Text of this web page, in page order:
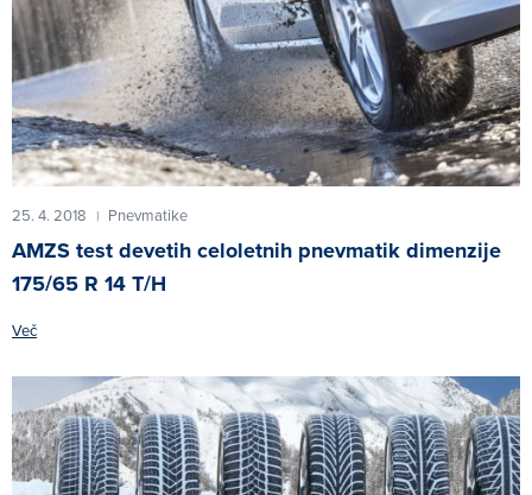
25. 4. 2018 | Pnevmatike
AMZS test devetih celoletnih pnevmatik dimenzije
175/65 R 14 T/H
Več